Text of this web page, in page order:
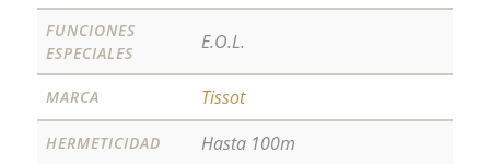
FUNCIONES
ESPECIALES
E.O.L.
MARCA Tissot
HERMETICIDAD Hasta 100m